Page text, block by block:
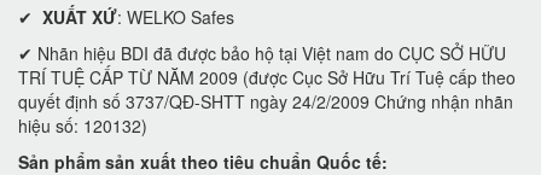
✔ XUẤT XỨ: WELKO Safes
✔ Nhãn hiệu BDI đã được bảo hộ tại Việt nam do CỤC SỞ HỮU
TRÍ TUỆ CẤP TỪ NĂM 2009 (được Cục Sở Hữu Trí Tuệ cấp theo
quyết định số 3737/QĐ-SHTT ngày 24/2/2009 Chứng nhận nhãn
hiệu số: 120132)
Sản phẩm sản xuất theo tiêu chuẩn Quốc tế: